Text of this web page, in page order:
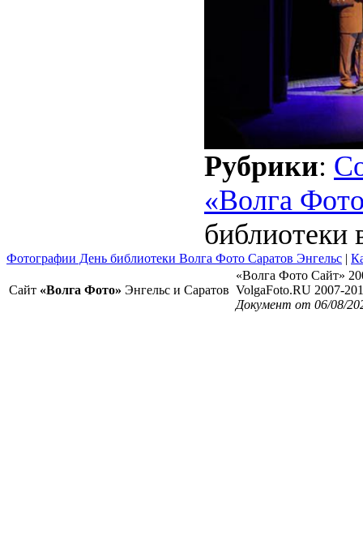
Рубрики:
«Волга
Фотографии День библиотеки Волга Фото Саратов Энгельс |
Сайт «Волга Фото» Энгельс и Саратов
«Волга Фото Сайт»
VolgaFoto.RU 2007-
Документ от 06/08/